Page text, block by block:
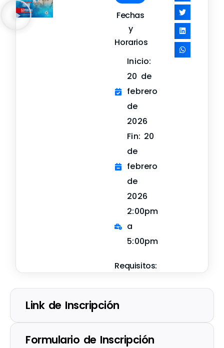
Link de Inscripción
Formulario de Inscripción
Fechas
y
Horarios
Inicio:
20 de
febrero
de
2026
Fin: 20
de
febrero
de
2026
2:00pm
a
5:00pm
Requisitos: